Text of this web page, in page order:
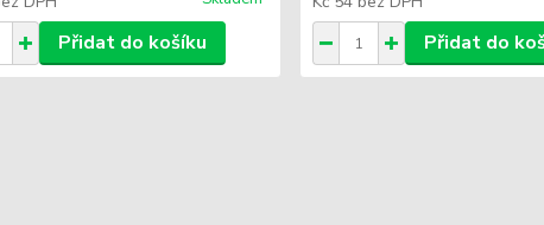
Přidat do košíku Přidat do